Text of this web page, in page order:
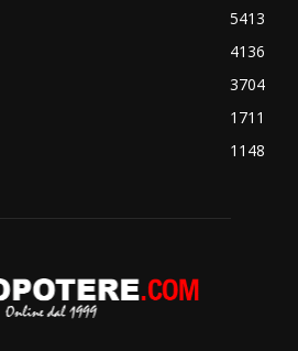
5413
4136
3704
1711
1148